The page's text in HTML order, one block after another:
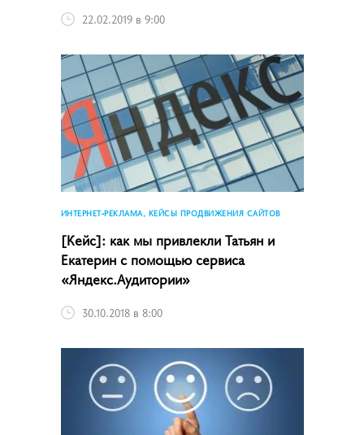
22.02.2019 в 9:00
ИНТЕРНЕТ-РЕКЛАМА, КЕЙСЫ ПРОДВИЖЕНИЯ САЙТОВ
[Кейс]: как мы привлекли Татьян и
Екатерин с помощью сервиса
«Яндекс.Аудитории»
30.10.2018 в 8:00